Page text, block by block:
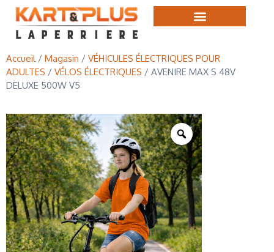
Accueil/ Magasin / VÉHICULES ÉLECTRIQUES POUR
ADULTES / VÉLOS ÉLECTRIQUES / AVENIRE MAX S 48V
DELUXE 500W V5